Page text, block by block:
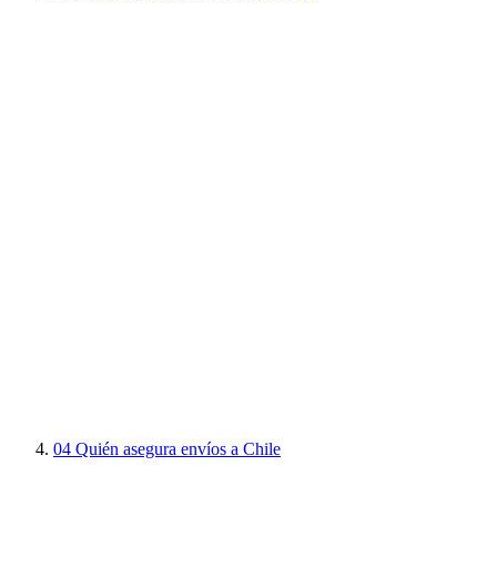
04 Quién asegura envíos a Chile